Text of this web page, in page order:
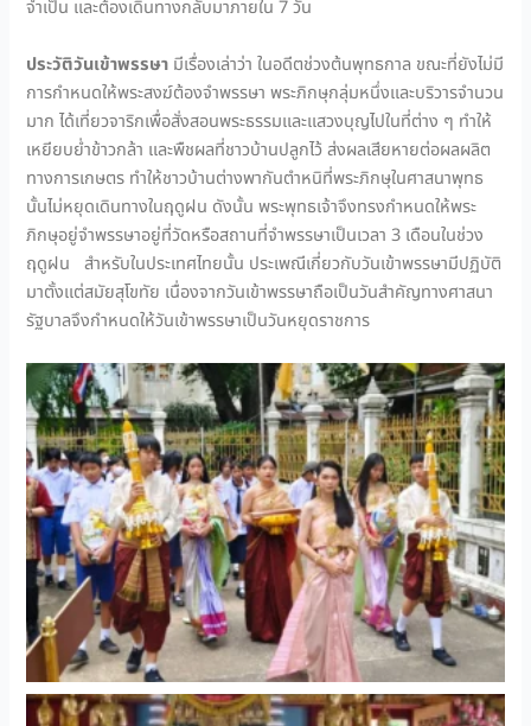
จำเป็น และต้องเดินทางกลับมาภายใน 7 วัน
ประวัติวันเข้าพรรษา มีเรื่องเล่าว่า ในอดีตช่วงต้นพุทธกาล ขณะที่ยังไม่มี
การกำหนดให้พระสงฆ์ต้องจำพรรษา พระภิกษุกลุ่มหนึ่งและบริวารจำนวน
มาก ได้เที่ยวจาริกเพื่อสั่งสอนพระธรรมและแสวงบุญไปในที่ต่าง ๆ ทำให้
เหยียบย่ำข้าวกล้า และพืชผลที่ชาวบ้านปลูกไว้ ส่งผลเสียหายต่อผลผลิต
ทางการเกษตร ทำให้ชาวบ้านต่างพากันตำหนิที่พระภิกษุในศาสนาพุทธ
นั้นไม่หยุดเดินทางในฤดูฝน ดังนั้น พระพุทธเจ้าจึงทรงกำหนดให้พระ
ภิกษุอยู่จำพรรษาอยู่ที่วัดหรือสถานที่จำพรรษาเป็นเวลา 3 เดือนในช่วง
ฤดูฝน สำหรับในประเทศไทยนั้น ประเพณีเกี่ยวกับวันเข้าพรรษามีปฏิบัติ
มาตั้งแต่สมัยสุโขทัย เนื่องจากวันเข้าพรรษาถือเป็นวันสำคัญทางศาสนา
รัฐบาลจึงกำหนดให้วันเข้าพรรษาเป็นวันหยุดราชการ